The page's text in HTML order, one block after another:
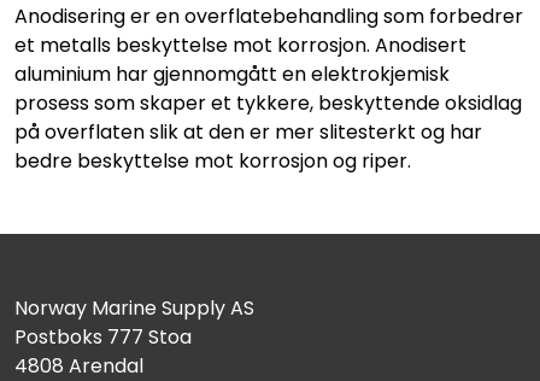
Anodisering er en overflatebehandling som forbedrer
et metalls beskyttelse mot korrosjon. Anodisert
aluminium har gjennomgått en elektrokjemisk
prosess som skaper et tykkere, beskyttende oksidlag
på overflaten slik at den er mer slitesterkt og har
bedre beskyttelse mot korrosjon og riper.
Norway Marine Supply AS
Postboks 777 Stoa
4808 Arendal